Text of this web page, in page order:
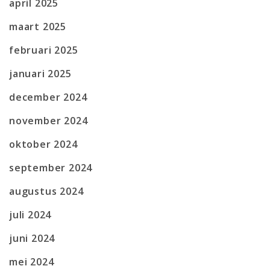
april 2025
maart 2025
februari 2025
januari 2025
december 2024
november 2024
oktober 2024
september 2024
augustus 2024
juli 2024
juni 2024
mei 2024